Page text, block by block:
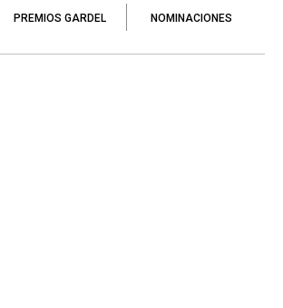
PREMIOS GARDEL NOMINACIONES